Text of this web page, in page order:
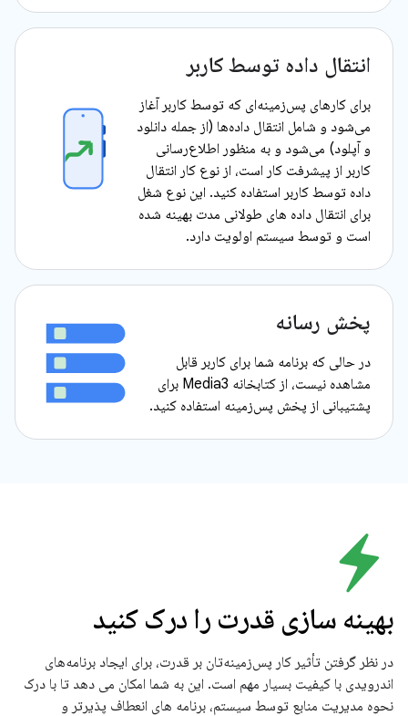
انتقال داده توسط کاربر
برای کارهای پس‌زمینه‌ای که توسط کاربر آغاز
می‌شود و شامل انتقال داده‌ها (از جمله دانلود
و آپلود) می‌شود و به منظور اطلاع‌رسانی
کاربر از پیشرفت کار است، از نوع کار انتقال
داده توسط کاربر استفاده کنید. این نوع شغل
برای انتقال داده های طولانی مدت بهینه شده
است و توسط سیستم اولویت دارد.
پخش رسانه
در حالی که برنامه شما برای کاربر قابل
مشاهده نیست، از کتابخانه Media3 برای
پشتیبانی از پخش پس‌زمینه استفاده کنید.
بهینه سازی قدرت را درک کنید
در نظر گرفتن تأثیر کار پس‌زمینه‌تان بر قدرت، برای ایجاد برنامه‌های
اندرویدی با کیفیت بسیار مهم است. این به شما امکان می دهد تا با درک
نحوه مدیریت منابع توسط سیستم، برنامه های انعطاف پذیرتر و